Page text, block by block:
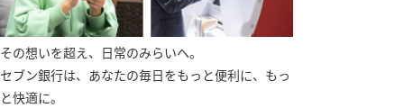
その想いを超え、日常のみらいへ。
セブン銀行は、あなたの毎日をもっと便利に、もっ
と快適に。